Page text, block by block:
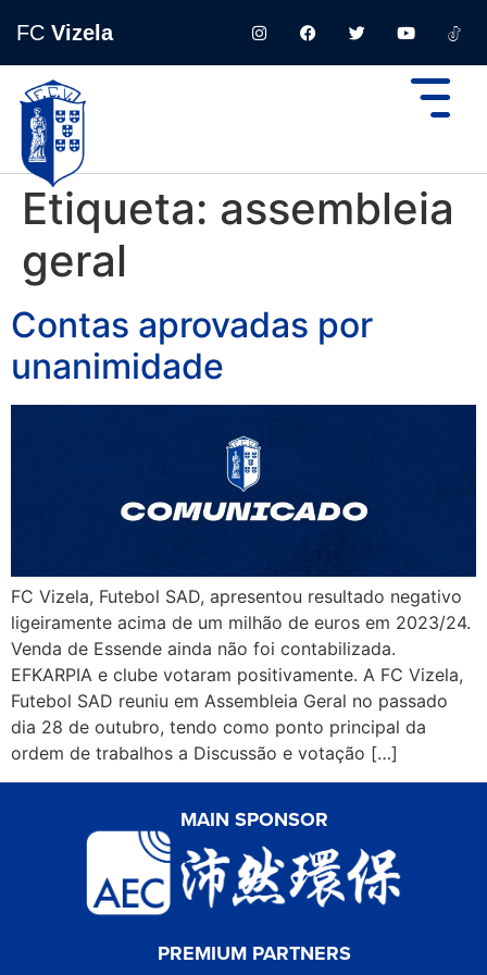
FC Vizela
Etiqueta: assembleia
geral
Contas aprovadas por
unanimidade
FC Vizela, Futebol SAD, apresentou resultado negativo
ligeiramente acima de um milhão de euros em 2023/24.
Venda de Essende ainda não foi contabilizada.
EFKARPIA e clube votaram positivamente. A FC Vizela,
Futebol SAD reuniu em Assembleia Geral no passado
dia 28 de outubro, tendo como ponto principal da
ordem de trabalhos a Discussão e votação […]
MAIN SPONSOR
PREMIUM PARTNERS